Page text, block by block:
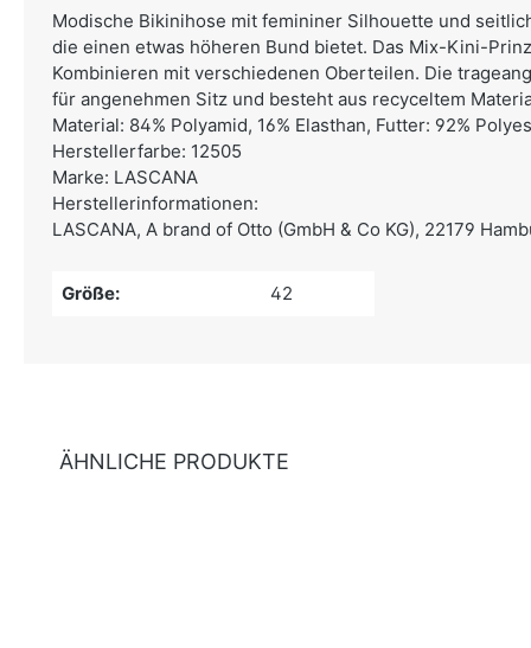
Modische Bikinihose mit femininer Silhouette und
die einen etwas höheren Bund bietet. Das Mix-Kini-
Kombinieren mit verschiedenen Oberteilen. Die
für angenehmen Sitz und besteht aus recyceltem
Material: 84% Polyamid, 16% Elasthan, Futter: 92%
Herstellerfarbe: 12505
Marke: LASCANA
Herstellerinformationen:
LASCANA, A brand of Otto (GmbH & Co KG), 22179
Größe: 42
ÄHNLICHE PRODUKTE